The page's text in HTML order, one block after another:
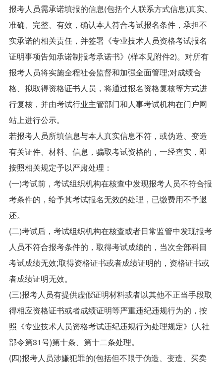
报考人员需承诺填报的信息(包括个人联系方式信息)真实、
准确、完整、有效，确认本人符合考试报名条件，承担不
实承诺的相关责任，并签署《专业技术人员资格考试报名
证明事项告知承诺制报考承诺书》(样本见附件2)。对所有
报考人员将实施全程社会监督和加强全面管理;对成绩合
格、拟取得资格证书人员，将通过报名资格复核等方式进
行复核，并由考试行业主管部门和人事考试机构在门户网
站上进行公示。
若报考人员所填信息与本人真实信息不符，或伪造、变造
有关证件、材料、信息，骗取考试资格的，一经查实，即
按照相关规定予以严肃处理：
(一)考试前，考试组织机构在核查中发现报考人员不符合报
考条件的，给予其考试报名无效的处理，已缴费用不予退
还。
(二)考试后，考试组织机构在核查或者日常监管中发现报考
人员不符合报考条件的，取得考试成绩的，当次全部科目
考试成绩无效;取得资格证书或者成绩证明的，资格证书或
者成绩证明无效。
(三)报考人员有提供虚假证明材料或者以其他不正当手段取
得相应资格证书或者成绩证明等严重违纪违规行为的，按
照《专业技术人员资格考试违纪违规行为处理规定》(人社
部令第31号)第十条、第十二条处理。
(四)报考人员涉嫌犯罪的(包括但不限于伪造、变造、买卖